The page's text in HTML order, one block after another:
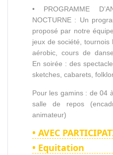
• PROGRAMME
NOCTURNE : Un
proposé par notre
jeux de société, tournois
aérobic, cours de
En soirée : des
sketches, cabarets,
Pour les gamins : de 04
salle de repos
animateur)
• AVEC
• Equitation